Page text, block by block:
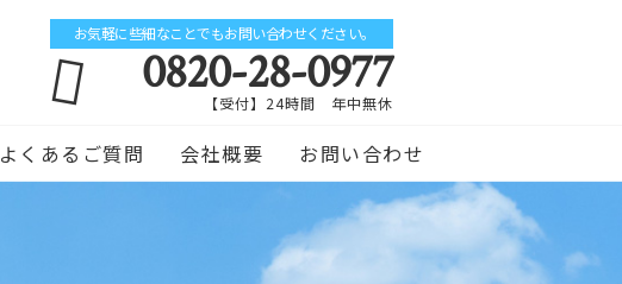
お気軽に些細なことでもお問い合わせください。
0820-28-0977
【受付】24時間 年中無休
よくあるご質問 会社概要 お問い合わせ